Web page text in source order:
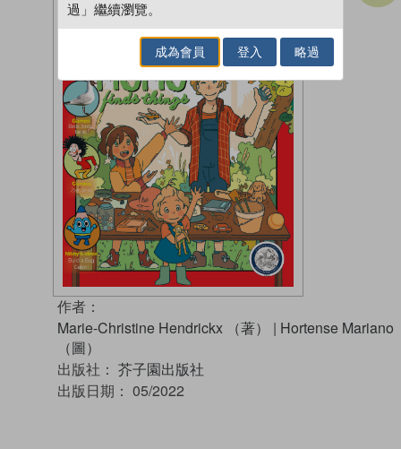
作者：
Marie-Christine Hendrickx （著）
| Hortense Mariano
（圖）
出版社： 芥子園出版社
出版日期： 05/2022
過」繼續瀏覽。
成為會員 登入 略過